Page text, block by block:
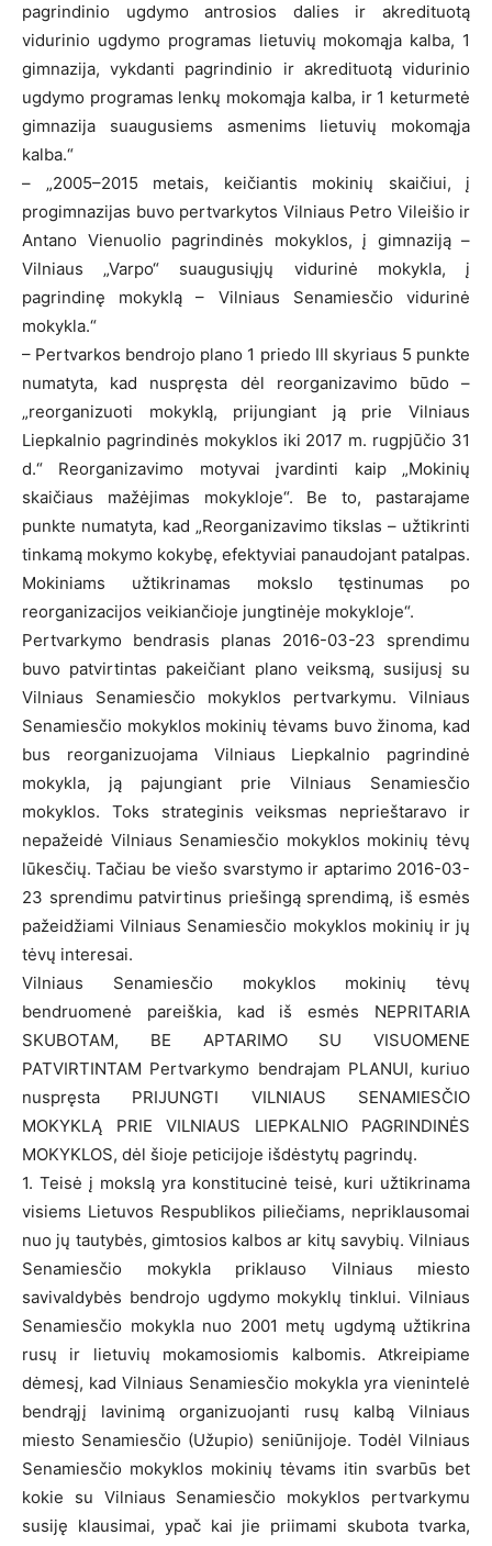
pagrindinio ugdymo antrosios dalies ir akredituotą
vidurinio ugdymo programas lietuvių mokomąja kalba, 1
gimnazija, vykdanti pagrindinio ir akredituotą vidurinio
ugdymo programas lenkų mokomąja kalba, ir 1 keturmetė
gimnazija suaugusiems asmenims lietuvių mokomąja
kalba.“
– „2005–2015 metais, keičiantis mokinių skaičiui, į
progimnazijas buvo pertvarkytos Vilniaus Petro Vileišio ir
Antano Vienuolio pagrindinės mokyklos, į gimnaziją –
Vilniaus „Varpo“ suaugusiųjų vidurinė mokykla, į
pagrindinę mokyklą – Vilniaus Senamiesčio vidurinė
mokykla.“
– Pertvarkos bendrojo plano 1 priedo III skyriaus 5 punkte
numatyta, kad nuspręsta dėl reorganizavimo būdo –
„reorganizuoti mokyklą, prijungiant ją prie Vilniaus
Liepkalnio pagrindinės mokyklos iki 2017 m. rugpjūčio 31
d.“ Reorganizavimo motyvai įvardinti kaip „Mokinių
skaičiaus mažėjimas mokykloje“. Be to, pastarajame
punkte numatyta, kad „Reorganizavimo tikslas – užtikrinti
tinkamą mokymo kokybę, efektyviai panaudojant patalpas.
Mokiniams užtikrinamas mokslo tęstinumas po
reorganizacijos veikiančioje jungtinėje mokykloje“.
Pertvarkymo bendrasis planas 2016-03-23 sprendimu
buvo patvirtintas pakeičiant plano veiksmą, susijusį su
Vilniaus Senamiesčio mokyklos pertvarkymu. Vilniaus
Senamiesčio mokyklos mokinių tėvams buvo žinoma, kad
bus reorganizuojama Vilniaus Liepkalnio pagrindinė
mokykla, ją pajungiant prie Vilniaus Senamiesčio
mokyklos. Toks strateginis veiksmas neprieštaravo ir
nepažeidė Vilniaus Senamiesčio mokyklos mokinių tėvų
lūkesčių. Tačiau be viešo svarstymo ir aptarimo 2016-03-
23 sprendimu patvirtinus priešingą sprendimą, iš esmės
pažeidžiami Vilniaus Senamiesčio mokyklos mokinių ir jų
tėvų interesai.
Vilniaus Senamiesčio mokyklos mokinių tėvų
bendruomenė pareiškia, kad iš esmės NEPRITARIA
SKUBOTAM, BE APTARIMO SU VISUOMENE
PATVIRTINTAM Pertvarkymo bendrajam PLANUI, kuriuo
nuspręsta PRIJUNGTI VILNIAUS SENAMIESČIO
MOKYKLĄ PRIE VILNIAUS LIEPKALNIO PAGRINDINĖS
MOKYKLOS, dėl šioje peticijoje išdėstytų pagrindų.
1. Teisė į mokslą yra konstitucinė teisė, kuri užtikrinama
visiems Lietuvos Respublikos piliečiams, nepriklausomai
nuo jų tautybės, gimtosios kalbos ar kitų savybių. Vilniaus
Senamiesčio mokykla priklauso Vilniaus miesto
savivaldybės bendrojo ugdymo mokyklų tinklui. Vilniaus
Senamiesčio mokykla nuo 2001 metų ugdymą užtikrina
rusų ir lietuvių mokamosiomis kalbomis. Atkreipiame
dėmesį, kad Vilniaus Senamiesčio mokykla yra vienintelė
bendrąjį lavinimą organizuojanti rusų kalbą Vilniaus
miesto Senamiesčio (Užupio) seniūnijoje. Todėl Vilniaus
Senamiesčio mokyklos mokinių tėvams itin svarbūs bet
kokie su Vilniaus Senamiesčio mokyklos pertvarkymu
susiję klausimai, ypač kai jie priimami skubota tvarka,